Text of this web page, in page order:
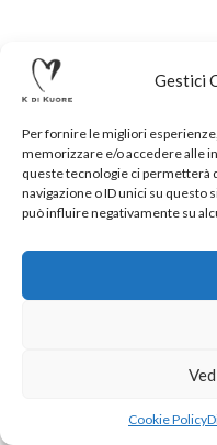
Gestici
Per fornire le migliori
memorizzare e/o accedere alle
queste tecnologie ci permetterà
navigazione o ID unici su
può influire negativamente su
Cookie Policy